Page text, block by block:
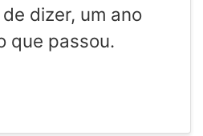
dizer, um ano
que passou.